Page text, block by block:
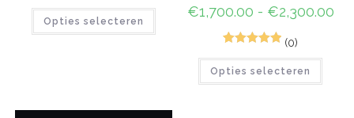
5.00 op 5
Opties selecteren
€1,700.00 - €2,300.00
5.00op 5
(0)
Opties selecteren